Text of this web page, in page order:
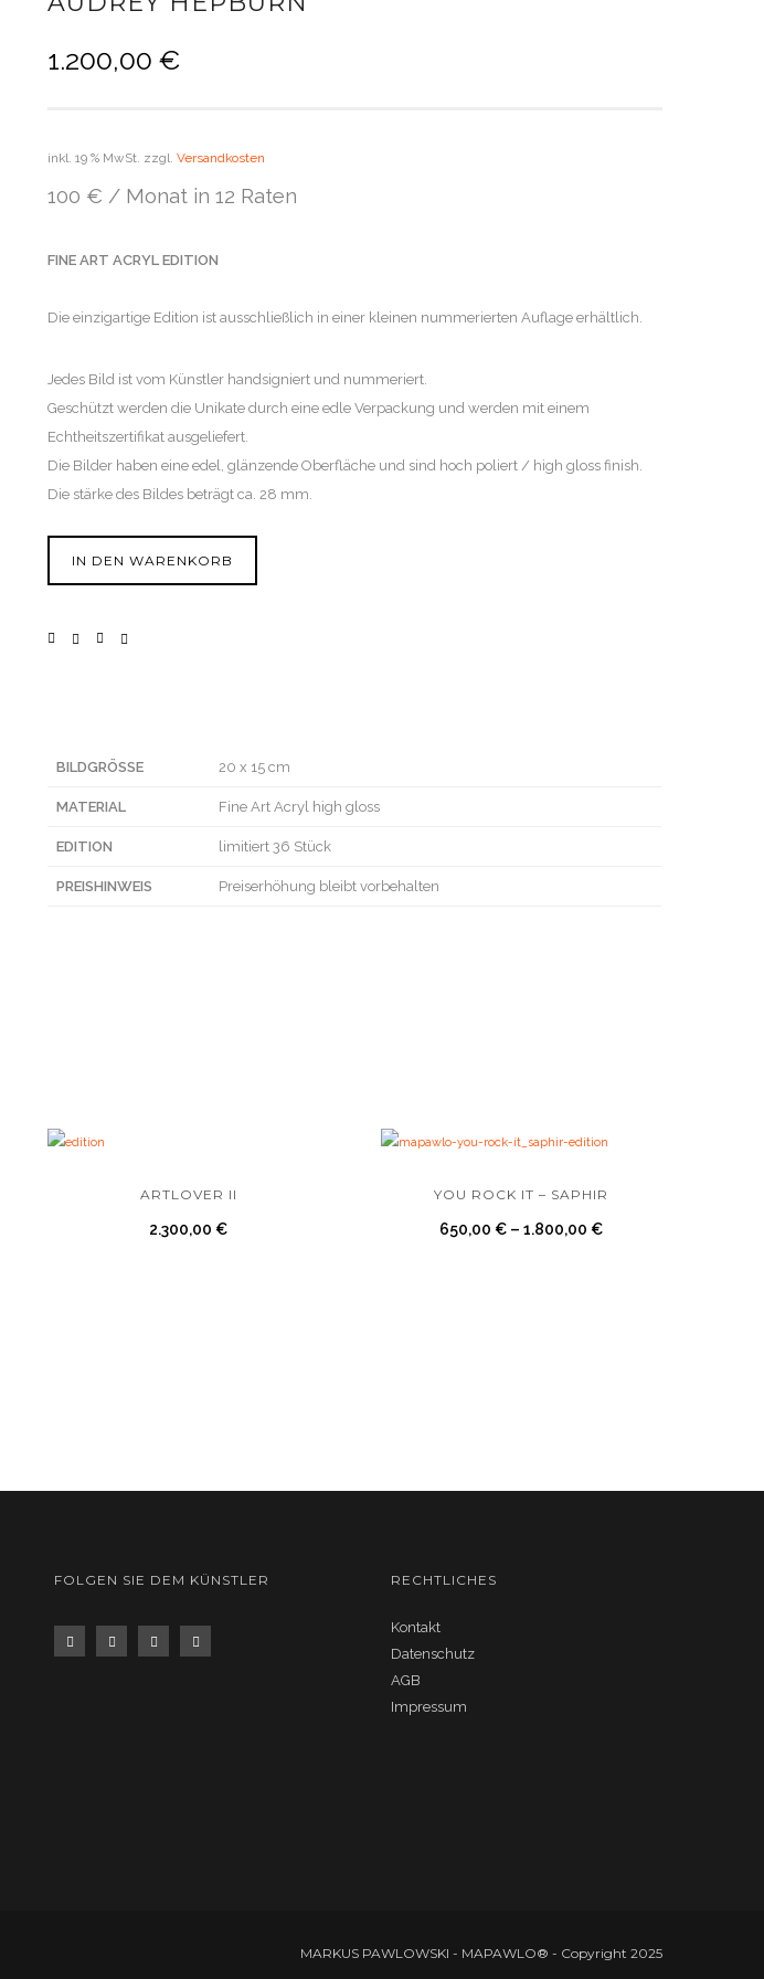
1.200,00€
inkl. 19 % MwSt. zzgl.Versandkosten
100 € / Monat in 12 Raten
FINE ART ACRYL EDITION
Die einzigartige Edition ist ausschließlich in einer kleinen nummerierten Auflage erhältlich.
Jedes Bild ist vom Künstler handsigniert und nummeriert.
Geschützt werden die Unikate durch eine edle Verpackung und werden mit einem
Echtheitszertifikat ausgeliefert.
Die Bilder haben eine edel, glänzende Oberfläche und sind hoch poliert / high gloss finish.
Die stärke des Bildes beträgt ca. 28 mm.
IN DEN WARENKORB
BILDGRÖSSE 20 x 15 cm
MATERIAL Fine Art Acryl high gloss
EDITION limitiert 36 Stück
PREISHINWEIS Preiserhöhung bleibt vorbehalten
ARTLOVER II
2.300,00 €
YOU ROCK IT – SAPHIR
650,00 € –1.800,00 €
FOLGEN SIE DEM KÜNSTLER RECHTLICHES
Kontakt
Datenschutz
AGB
Impressum
MARKUS PAWLOWSKI - MAPAWLO® - Copyright 2025